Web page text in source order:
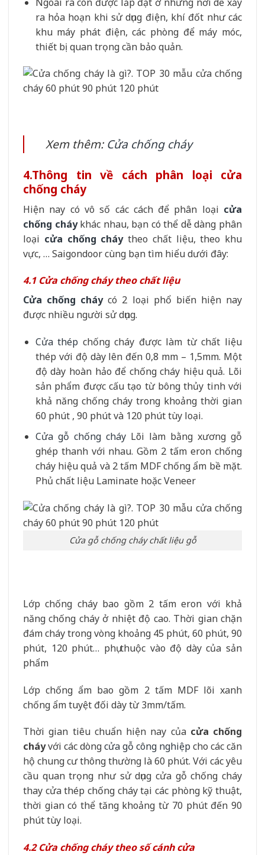
ra hỏa hoạn khi sử dụng điện, khí đốt như các
khu máy phát điện, các phòng để máy móc,
thiết bị quan trọng cần bảo quản.
Xem thêm: Cửa chống cháy
4.Thông tin về cách phân loại cửa
chống cháy
Hiện nay có vô số các cách để phân loại cửa
chống cháy khác nhau, bạn có thể dễ dàng phân
loại cửa chống cháytheo chất liệu, theo khu
vực, … Saigondoor cùng bạn tìm hiểu dưới đây:
4.1 Cửa chống cháy theo chất liệu
Cửa chống cháycó 2 loại phổ biến hiện nay
được nhiều người sử dụng.
Cửa thép chống cháy được làm từ chất liệu
thép với độ dày lên đến 0,8 mm – 1,5mm. Một
độ dày hoàn hảo để chống cháy hiệu quả. Lõi
sản phẩm được cấu tạo từ bông thủy tinh với
khả năng chống cháy trong khoảng thời gian
60 phút , 90 phút và 120 phút tùy loại.
Cửa gỗ chống cháyLõi làm bằng xương gỗ
ghép thanh với nhau. Gồm 2 tấm eron chống
cháy hiệu quả và 2 tấm MDF chống ẩm bề mặt.
Phủ chất liệu Laminate hoặc Veneer
Cửa gỗ chống cháy chất liệu gỗ
Lớp chống cháy bao gồm 2 tấm eron với khả
năng chống cháy ở nhiệt độ cao. Thời gian chặn
đám cháy trong vòng khoảng 45 phút, 60 phút, 90
phút, 120 phút… phụ thuộc vào độ dày của sản
phẩm
Lớp chống ẩm bao gồm 2 tấm MDF lõi xanh
chống ẩm tuyệt đối dày từ 3mm/tấm.
Thời gian tiêu chuẩn hiện nay của cửa chống
cháyvới các dòngcửa gỗ công nghiệp cho các căn
hộ chung cư thông thường là 60 phút. Với các yêu
cầu quan trọng như sử dụng cửa gỗ chống cháy
thay cửa thép chống cháy tại các phòng kỹ thuật,
thời gian có thể tăng khoảng từ 70 phút đến 90
phút tùy loại.
4.2 Cửa chống cháy theo số cánh cửa